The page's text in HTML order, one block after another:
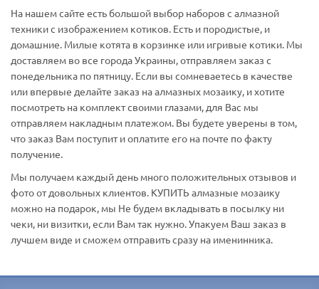
На нашем сайте есть большой выбор наборов с алмазной
техники с изображением котиков. Есть и породистые, и
домашние. Милые котята в корзинке или игривые котики. Мы
доставляем во все города Украины, отправляем заказ с
понедельника по пятницу. Если вы сомневаетесь в качестве
или впервые делайте заказ на алмазных мозаику, и хотите
посмотреть на комплект своими глазами, для Вас мы
отправляем накладным платежом. Вы будете уверены в том,
что заказ Вам поступит и оплатите его на почте по факту
получение.
Мы получаем каждый день много положительных отзывов и
фото от довольных клиентов. КУПИТЬ алмазные мозаику
можно на подарок, мы Не будем вкладывать в посылку ни
чеки, ни визитки, если Вам так нужно. Упакуем Ваш заказ в
лучшем виде и сможем отправить сразу на именинника.